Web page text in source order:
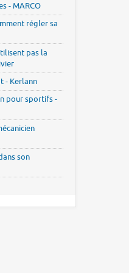
- MARCO
régler sa
pas la
- Kerlann
pour sportifs -
son